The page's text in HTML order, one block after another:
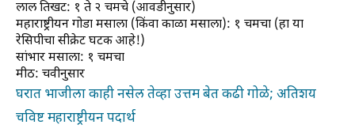
लाल तिखट: १ ते २ चमचे (आवडीनुसार)
महाराष्ट्रीयन गोडा मसाला (किंवा काळा मसाला): १ चमचा (हा या
रेसिपीचा सीक्रेट घटक आहे!)
सांभार मसाला: १ चमचा
मीठ: चवीनुसार
घरात भाजीला काही नसेल तेव्हा उत्तम बेत कढी गोळे; अतिशय
चविष्ट महाराष्ट्रीयन पदार्थ